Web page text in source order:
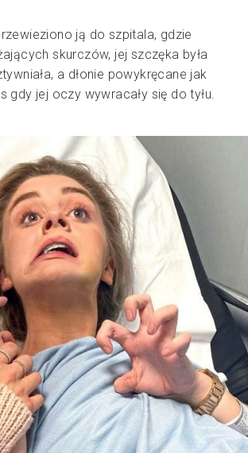
ją do szpitala, gdzie
skurczów, jej szczęka była
a dłonie powykręcane jak
gdy jej oczy wywracały się do tyłu.